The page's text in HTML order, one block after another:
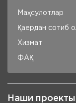
Маҳсулотлар
Қаердан сотиб
Хизмат
ФАҚ
Наши проекты